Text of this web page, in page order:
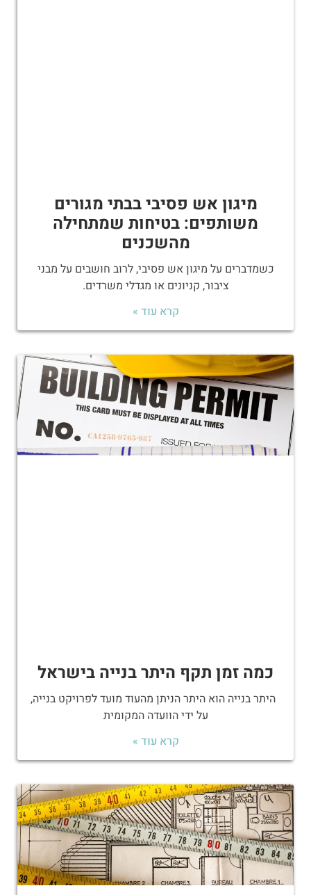
מיגון אש פסיבי בבתי מגורים
משותפים: בטיחות שמתחילה
מהשכנים
כשמדברים על מיגון אש פסיבי, לרוב חושבים על מבני
ציבור, קניונים או מגדלי משרדים.
קרא עוד »
כמה זמן תקף היתר בנייה בישראל
היתר בנייה הוא היתר הניתן מהעוד מועד לפרויקט בנייה,
על ידי הוועדה המקומית
קרא עוד »